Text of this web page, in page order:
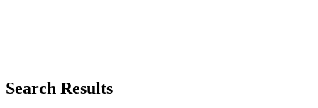
Search Results